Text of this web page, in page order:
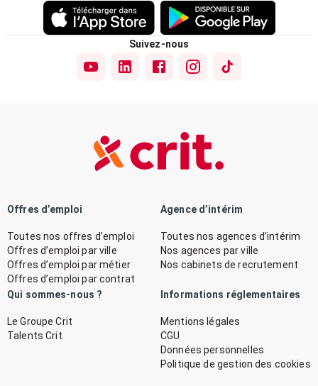
Suivez-nous
Offres d’emploi
Toutes nos offres d’emploi
Offres d’emploi par ville
Offres d’emploi par métier
Offres d’emploi par contrat
Agence d’intérim
Toutes nos agences d’intérim
Nos agences par ville
Nos cabinets de recrutement
Qui sommes-nous ?
Le Groupe Crit
Talents Crit
Informations réglementaires
Mentions légales
CGU
Données personnelles
Politique de gestion des cookies